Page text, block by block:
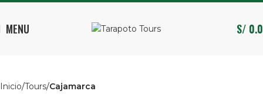
MENU S/
Inicio Tours Cajamarca